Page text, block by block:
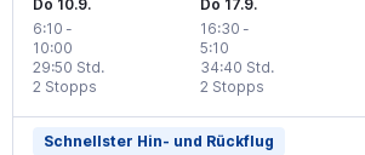
Do 10.9.
6:10 -
10:00
2 Stopps
29:50 Std.
Do 17.9.
16:30 -
5:10
2 Stopps
34:40 Std.
Schnellster Hin- und Rückflug